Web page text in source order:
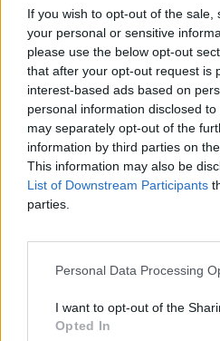
If you wish to opt-out of the
your personal or sensitive
please use the below opt-out
that after your opt-out request is
interest-based ads based on
personal information disclosed
may separately opt-out of the
information by third parties on
This information may also be
List of Downstream Participants
parties.
Personal Data Processing
I want to opt-out of the
Opted In
Kapryśna pogoda w Polsce
Na południu i wschodzie kraju
przed burzami. Strefa intensywnych